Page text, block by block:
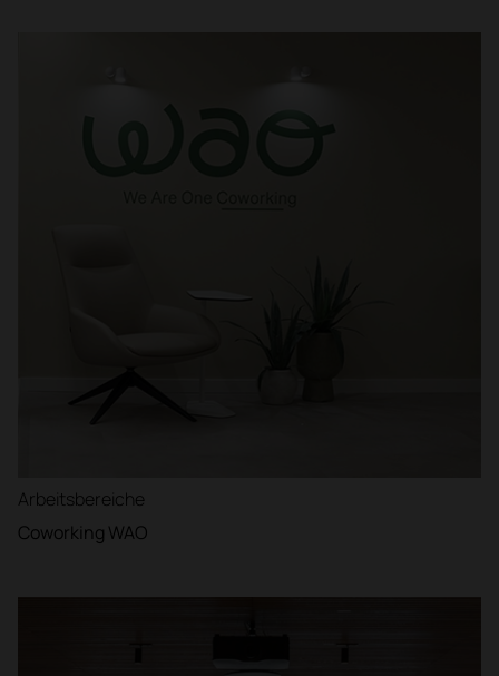
Arbeitsbereiche
Coworking WAO